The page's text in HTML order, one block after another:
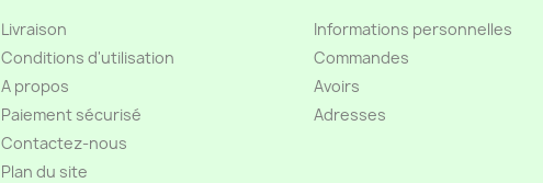
Livraison
Conditions d'utilisation
A propos
Paiement sécurisé
Contactez-nous
Plan du site
Informations personnelles
Commandes
Avoirs
Adresses